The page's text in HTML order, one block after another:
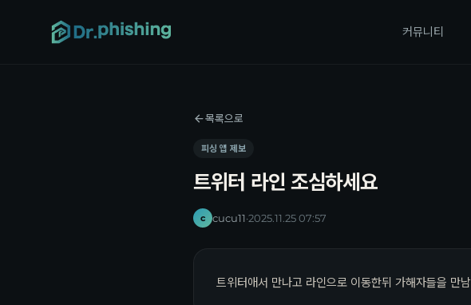
커뮤니티
목록으로
피싱 앱 제보
트위터 라인 조심하세요
c cucu11·2025.11.25 07:57
트위터애서 만나고 라인으로 이동한뒤 가해자들을 만남